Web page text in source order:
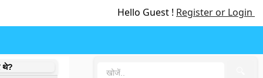
Hello Guest ! Register or Login
थे?